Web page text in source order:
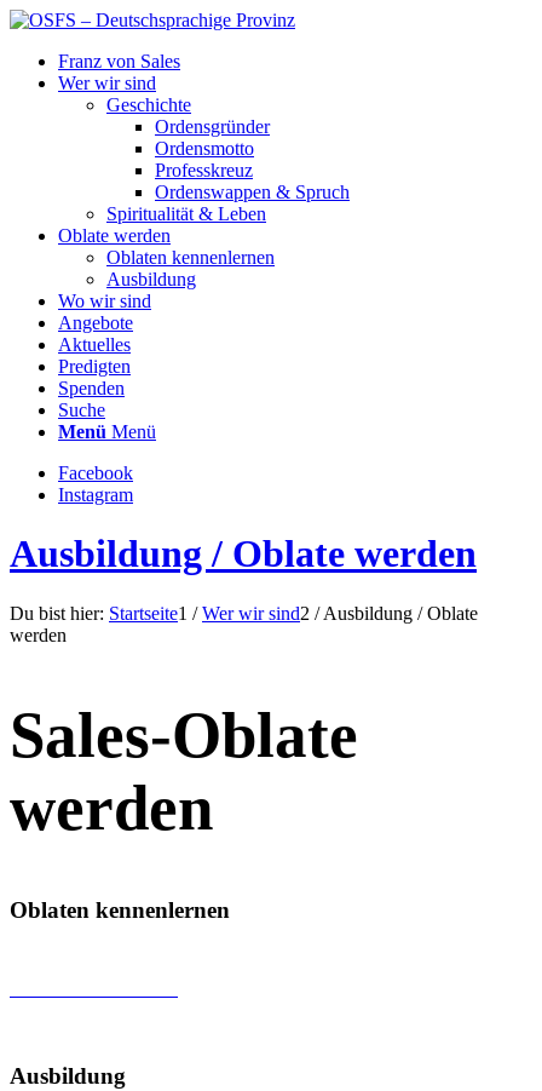
Franz von Sales
Wer wir sind
Geschichte
Ordensgründer
Ordensmotto
Professkreuz
Ordenswappen & Spruch
Spiritualität & Leben
Oblate werden
Oblaten kennenlernen
Ausbildung
Wo wir sind
Angebote
Aktuelles
Predigten
Spenden
Suche
Menü Menü
Facebook
Instagram
Ausbildung / Oblate werden
Du bist hier: Startseite1 / Wer wir sind2 / Ausbildung / Oblate
werden
Sales-Oblate
werden
Oblaten kennenlernen
Ausbildung